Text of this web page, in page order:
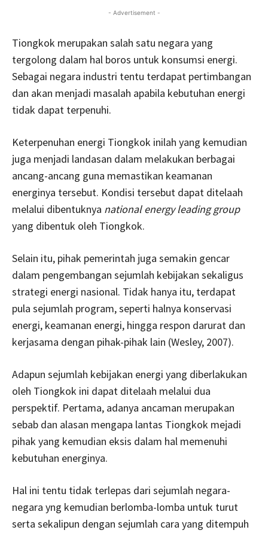
- Advertisement -
Tiongkok merupakan salah satu negara yang
tergolong dalam hal boros untuk konsumsi energi.
Sebagai negara industri tentu terdapat pertimbangan
dan akan menjadi masalah apabila kebutuhan energi
tidak dapat terpenuhi.
Keterpenuhan energi Tiongkok inilah yang kemudian
juga menjadi landasan dalam melakukan berbagai
ancang-ancang guna memastikan keamanan
energinya tersebut. Kondisi tersebut dapat ditelaah
melalui dibentuknya national energy leading group
yang dibentuk oleh Tiongkok.
Selain itu, pihak pemerintah juga semakin gencar
dalam pengembangan sejumlah kebijakan sekaligus
strategi energi nasional. Tidak hanya itu, terdapat
pula sejumlah program, seperti halnya konservasi
energi, keamanan energi, hingga respon darurat dan
kerjasama dengan pihak-pihak lain (Wesley, 2007).
Adapun sejumlah kebijakan energi yang diberlakukan
oleh Tiongkok ini dapat ditelaah melalui dua
perspektif. Pertama, adanya ancaman merupakan
sebab dan alasan mengapa lantas Tiongkok mejadi
pihak yang kemudian eksis dalam hal memenuhi
kebutuhan energinya.
Hal ini tentu tidak terlepas dari sejumlah negara-
negara yng kemudian berlomba-lomba untuk turut
serta sekalipun dengan sejumlah cara yang ditempuh